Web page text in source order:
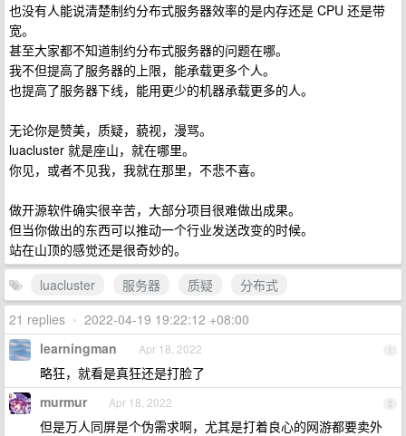
也没有人能说清楚制约分布式服务器效率的是内存还是 CPU 还是带
宽。
甚至大家都不知道制约分布式服务器的问题在哪。
我不但提高了服务器的上限，能承载更多个人。
也提高了服务器下线，能用更少的机器承载更多的人。
无论你是赞美，质疑，藐视，漫骂。
luacluster 就是座山，就在哪里。
你见，或者不见我，我就在那里，不悲不喜。
做开源软件确实很辛苦，大部分项目很难做出成果。
但当你做出的东西可以推动一个行业发送改变的时候。
站在山顶的感觉还是很奇妙的。
luacluster
服务器 质疑
分布式
21 replies • 2022-04-19 19:22:12 +08:00
1
learningman Apr 18, 2022
略狂，就看是真狂还是打脸了
2
murmur Apr 18, 2022
但是万人同屏是个伪需求啊，尤其是打着良心的网游都要卖外